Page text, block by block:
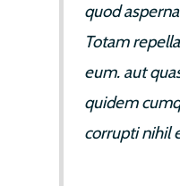
quod
Totam
eum. aut
quidem
corrupti nihil